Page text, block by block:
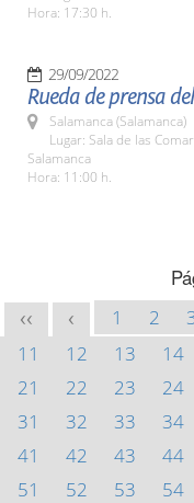
Hora: 17:30 h.
29/09/2022
Rueda de prensa
Salamanca (Salamanca)
Lugar: Sala de las
Salamanca
Hora: 11:00 h.
<< < 1 2
11
12 13 14
21
22 23 24
31
32 33 34
41
42 43 44
51
52 53 54